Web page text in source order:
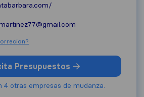
Presupuestos
4 otras empresas de mudanza.